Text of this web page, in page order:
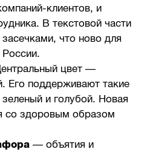
клиентов, и
В текстовой части
что ново для
цвет —
Его поддерживают такие
и голубой. Новая
со здоровым образом
— объятия и